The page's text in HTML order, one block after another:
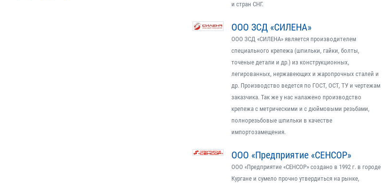
и стран СНГ.
ООО ЗСД «СИЛЕНА»
ООО ЗСД «СИЛЕНА» является производителем
специального крепежа (шпильки, гайки, болты,
точеные детали и др.) из конструкционных,
легированных, нержавеющих и жаропрочных сталей и
др. Производство ведется по ГОСТ, ОСТ, ТУ и чертежам
заказчика. Так же у нас налажено производство
крепежа с метрическими и с дюймовыми резьбами,
полнорезьбовые шпильки в качестве
импортозамещения.
ООО «Предприятие «СЕНСОР»
ООО «Предприятие «СЕНСОР» создано в 1992 г. в городе
Кургане и сумело прочно утвердиться на рынке,